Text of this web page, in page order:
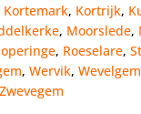
Kortemark, Kortrijk,
, Moorslede,
, Roeselare,
, Wervik, Wevelgem
Zwevegem